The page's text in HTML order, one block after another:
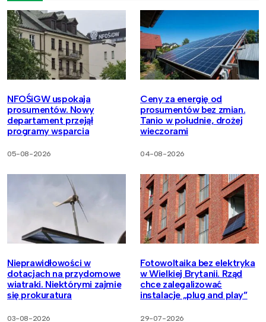
NFOŚiGW uspokaja
prosumentów. Nowy
departament przejął
programy wsparcia
05-08-2026
Ceny za energię od
prosumentów bez zmian.
Tanio w południe, drożej
wieczorami
04-08-2026
Nieprawidłowości w
dotacjach na przydomowe
wiatraki. Niektórymi zajmie
się prokuratura
03-08-2026
Fotowoltaika bez elektryka
w Wielkiej Brytanii. Rząd
chce zalegalizować
instalacje „plug and play”
29-07-2026